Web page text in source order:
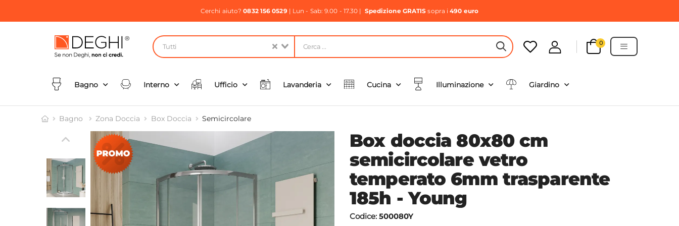
Cerchi aiuto?0832 156 0529| Lun - Sab: 9.00 - 17.30 | Spedizione GRATIS sopra i490 euro
Tutti HEADER SEARCH BUTTON
0
Bagno Interno Ufficio Lavanderia Cucina Illuminazione Giardino
Bagno Zona Doccia Box Doccia Semicircolare
Box doccia 80x80 cm
semicircolare vetro
temperato 6mm trasparente
185h - Young
Codice: 500080Y